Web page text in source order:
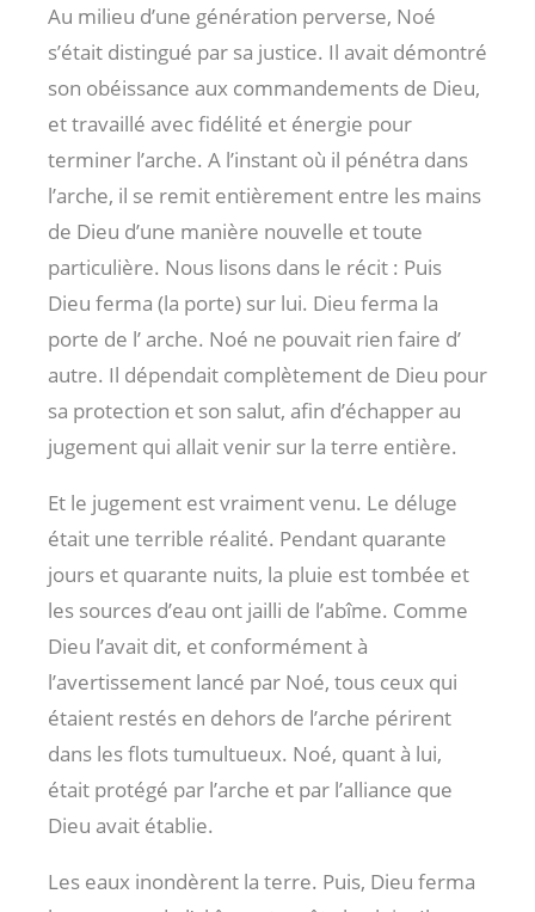
Au milieu d’une génération perverse, Noé
s’était distingué par sa justice. Il avait démontré
son obéissance aux commandements de Dieu,
et travaillé avec fidélité et énergie pour
terminer l’arche. A l’instant où il pénétra dans
l’arche, il se remit entièrement entre les mains
de Dieu d’une manière nouvelle et toute
particulière. Nous lisons dans le récit : Puis
Dieu ferma (la porte) sur lui. Dieu ferma la
porte de l’ arche. Noé ne pouvait rien faire d’
autre. Il dépendait complètement de Dieu pour
sa protection et son salut, afin d’échapper au
jugement qui allait venir sur la terre entière.
Et le jugement est vraiment venu. Le déluge
était une terrible réalité. Pendant quarante
jours et quarante nuits, la pluie est tombée et
les sources d’eau ont jailli de l’abîme. Comme
Dieu l’avait dit, et conformément à
l’avertissement lancé par Noé, tous ceux qui
étaient restés en dehors de l’arche périrent
dans les flots tumultueux. Noé, quant à lui,
était protégé par l’arche et par l’alliance que
Dieu avait établie.
Les eaux inondèrent la terre. Puis, Dieu ferma